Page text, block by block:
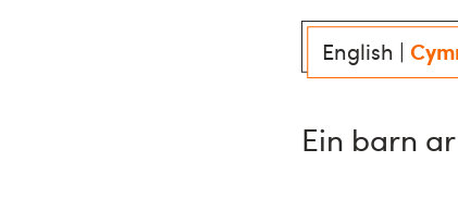
English |
Ein barn